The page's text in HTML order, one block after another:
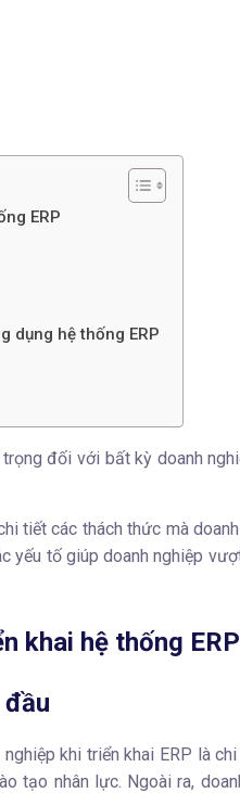
ERP
dụng hệ thống ERP
đối với bất kỳ doanh
tiết các thách thức mà
yếu tố giúp doanh nghiệp
khai hệ thống ERP
khi triển khai ERP là
tạo nhân lực. Ngoài ra,